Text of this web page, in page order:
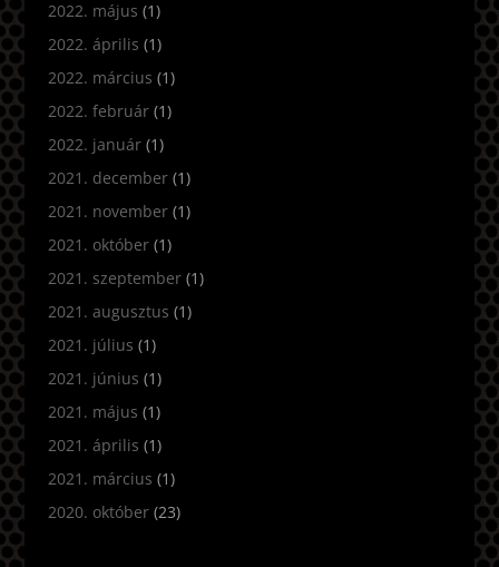
2022. május (1)
2022. április (1)
2022. március (1)
2022. február(1)
2022. január(1)
2021. december(1)
2021. november(1)
2021. október(1)
2021. szeptember(1)
2021. augusztus (1)
2021. július (1)
2021. június (1)
2021. május (1)
2021. április (1)
2021. március (1)
2020. október(23)